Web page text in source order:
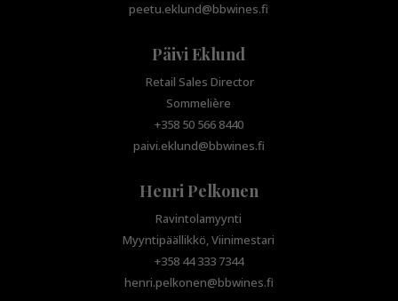
peetu.eklund@bbwines.fi
Päivi Eklund
Retail Sales Director
Sommelière
+358 50 566 8440
paivi.eklund@bbwines.fi
Henri Pelkonen
Ravintolamyynti
Myyntipäällikkö, Viinimestari
+358 44 333 7344
henri.pelkonen@bbwines.fi